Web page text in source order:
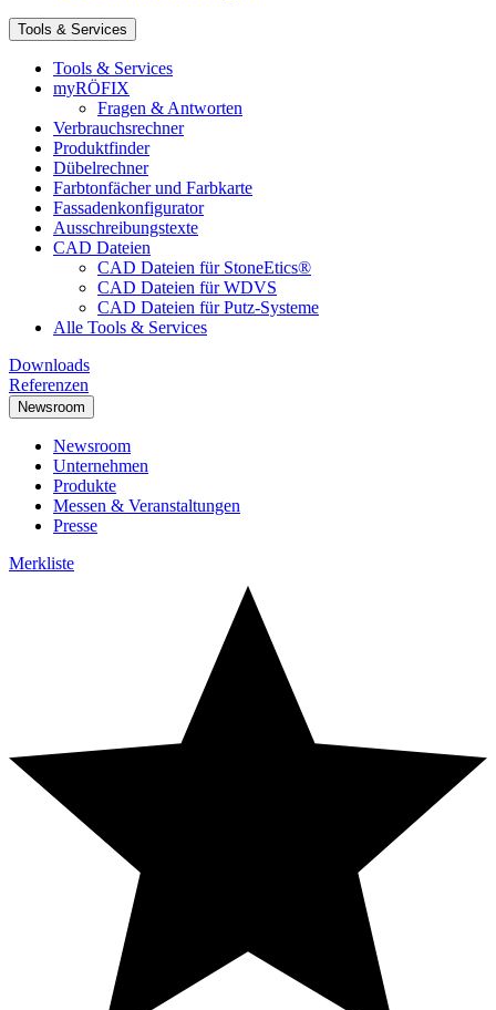
Tools & Services
Tools & Services
myRÖFIX
Fragen & Antworten
Verbrauchsrechner
Produktfinder
Dübelrechner
Farbtonfächer und Farbkarte
Fassadenkonfigurator
Ausschreibungstexte
CAD Dateien
CAD Dateien für StoneEtics®
CAD Dateien für WDVS
CAD Dateien für Putz-Systeme
Alle Tools & Services
Downloads
Referenzen
Newsroom
Newsroom
Unternehmen
Produkte
Messen & Veranstaltungen
Presse
Merkliste